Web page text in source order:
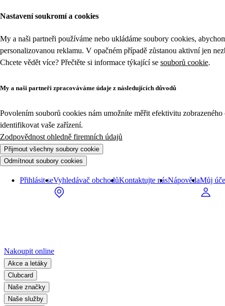
Nastavení soukromí a cookies
My a naši partneři používáme nebo ukládáme soubory cookies,
personalizovanou reklamu. V opačném případě zůstanou aktivní jen
Chcete vědět více? Přečtěte si informace týkající se souborů cookie.
My a naši partneři zpracováváme údaje z následujících důvodů
Povolením souborů cookies nám umožníte měřit efektivitu
identifikovat vaše zařízení.
Zodpovědnost ohledně firemních údajů
Přijmout všechny soubory cookie
Odmítnout soubory cookies
Přihlásit seVyhledávač obchodůKontaktujte násNápovědaMůj
Nakoupit online
Akce a letáky
Clubcard
Naše značky
Naše služby